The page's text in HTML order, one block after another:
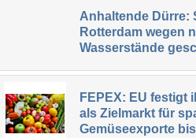
Anhaltende Dürre:
Rotterdam wegen
Wasserstände
FEPEX: EU festigt
als Zielmarkt für
Gemüseexporte